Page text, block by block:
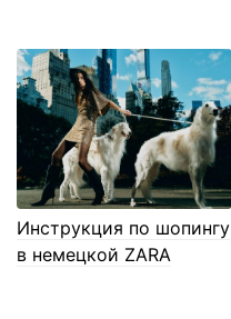
Инструкция по шопингу
в немецкой ZARA